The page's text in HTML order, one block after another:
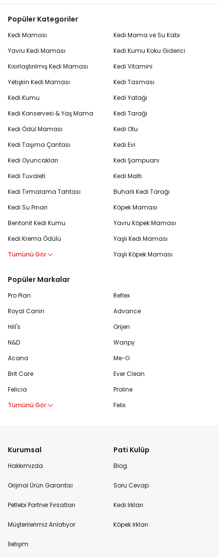
Popüler Kategoriler
Kedi Maması
Yavru Kedi Maması
Kısırlaştırılmış Kedi Maması
Yetişkin Kedi Maması
Kedi Kumu
Kedi Konservesi & Yaş Mama
Kedi Ödül Maması
Kedi Taşıma Çantası
Kedi Oyuncakları
Kedi Tuvaleti
Kedi Tırmalama Tahtası
Kedi Su Pınarı
Bentonit Kedi Kumu
Kedi Krema Ödülü
Tümünü Gör
Kedi Mama ve Su Kabı
Kedi Kumu Koku Giderici
Kedi Vitamini
Kedi Tasması
Kedi Yatağı
Kedi Tarağı
Kedi Otu
Kedi Evi
Kedi Şampuanı
Kedi Maltı
Buharlı Kedi Tarağı
Köpek Maması
Yavru Köpek Maması
Yaşlı Kedi Maması
Yaşlı Köpek Maması
Popüler Markalar
Pro Plan
Royal Canin
Hill's
N&D
Acana
Brit Care
Felicia
Tümünü Gör
Reflex
Advance
Orijen
Wanpy
Me-O
Ever Clean
Proline
Felix
Kurumsal
Hakkımızda
Orijinal Ürün Garantisi
Petlebi Partner Fırsatları
Müşterilerimiz Anlatıyor
İletişim
Pati Kulüp
Blog
Soru Cevap
Kedi Irkları
Köpek Irkları